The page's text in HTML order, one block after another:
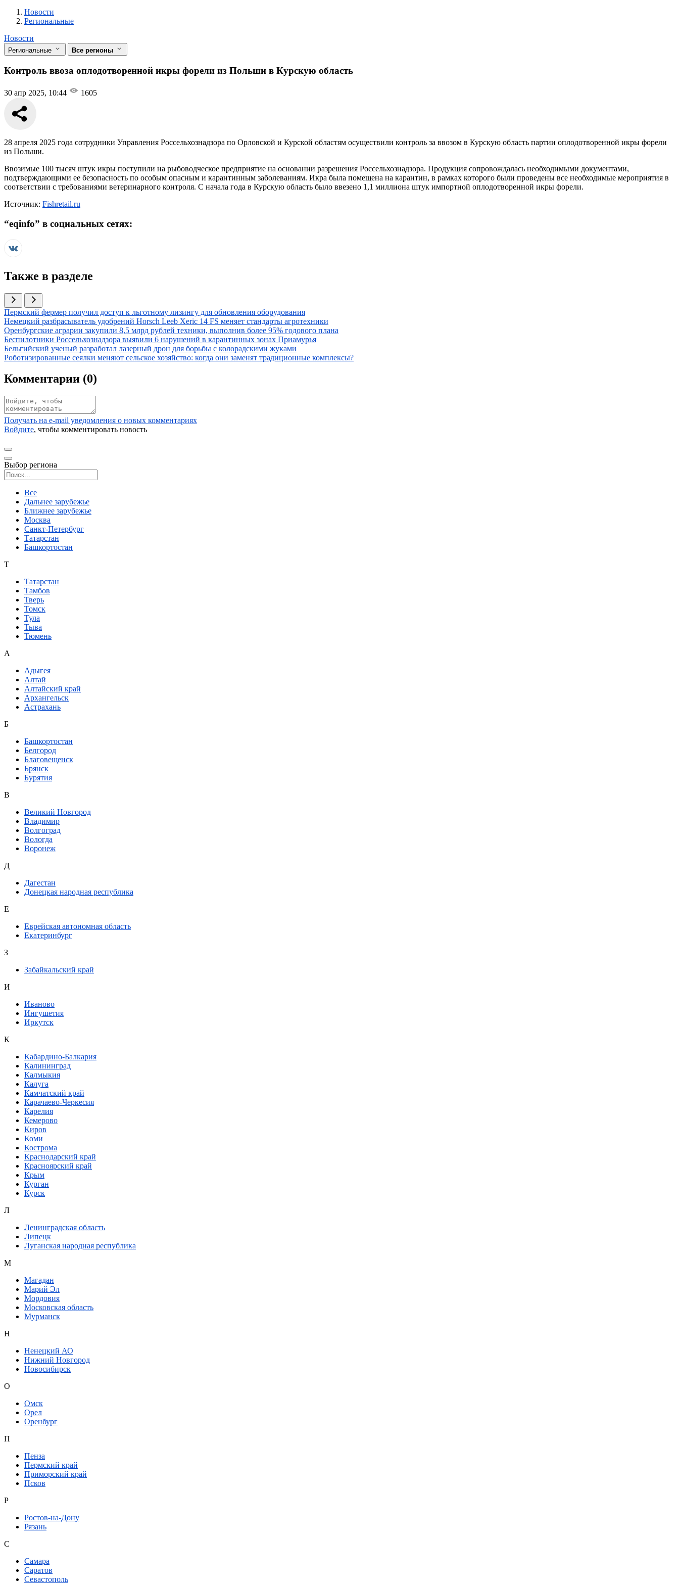
Новости
Разделы
Новости
Региональные
Новости
Региональные Все регионы
Контроль ввоза оплодотворенной икры форели из Польши в Курскую область
30 апр 2025, 10:44 1605
28 апреля 2025 года сотрудники Управления Россельхознадзора по Орловской и Курской областям осуществили контроль за ввозом в Курскую область партии оплодотворенной икры форели
из Польши.
Ввозимые 100 тысяч штук икры поступили на рыбоводческое предприятие на основании разрешения Россельхознадзора. Продукция сопровождалась необходимыми документами,
подтверждающими ее безопасность по особым опасным и карантинным заболеваниям. Икра была помещена на карантин, в рамках которого были проведены все необходимые мероприятия в
соответствии с требованиями ветеринарного контроля. С начала года в Курскую область было ввезено 1,1 миллиона штук импортной оплодотворенной икры форели.
Источник: Fishretail.ru
“eqinfo” в социальных сетях:
Также в разделе
Иллюстрация новости
Пермский фермер получил доступ к льготному лизингу для обновления оборудования
Иллюстрация новости
Немецкий разбрасыватель удобрений Horsch Leeb Xeric 14 FS меняет стандарты агротехники
Иллюстрация новости
Оренбургские аграрии закупили 8,5 млрд рублей техники, выполнив более 95% годового плана
Иллюстрация новости
Беспилотники Россельхознадзора выявили 6 нарушений в карантинных зонах Приамурья
Иллюстрация новости
Бельгийский ученый разработал лазерный дрон для борьбы с колорадскими жуками
Иллюстрация новости
Роботизированные сеялки меняют сельское хозяйство: когда они заменят традиционные комплексы?
Комментарии (0)
Получать на e‑mail уведомления о новых комментариях
Войдите, чтобы комментировать новость
Выбор региона
Все
Дальнее зарубежье
Ближнее зарубежье
Москва
Санкт-Петербург
Татарстан
Башкортостан
Т
Татарстан
Тамбов
Тверь
Томск
Тула
Тыва
Тюмень
А
Адыгея
Алтай
Алтайский край
Архангельск
Астрахань
Б
Башкортостан
Белгород
Благовещенск
Брянск
Бурятия
В
Великий Новгород
Владимир
Волгоград
Вологда
Воронеж
Д
Дагестан
Донецкая народная республика
Е
Еврейская автономная область
Екатеринбург
З
Забайкальский край
И
Иваново
Ингушетия
Иркутск
К
Кабардино-Балкария
Калининград
Калмыкия
Калуга
Камчатский край
Карачаево-Черкесия
Карелия
Кемерово
Киров
Коми
Кострома
Краснодарский край
Красноярский край
Крым
Курган
Курск
Л
Ленинградская область
Липецк
Луганская народная республика
М
Магадан
Марий Эл
Мордовия
Московская область
Мурманск
Н
Ненецкий АО
Нижний Новгород
Новосибирск
О
Омск
Орел
Оренбург
П
Пенза
Пермский край
Приморский край
Псков
Р
Ростов-на-Дону
Рязань
С
Самара
Саратов
Севастополь